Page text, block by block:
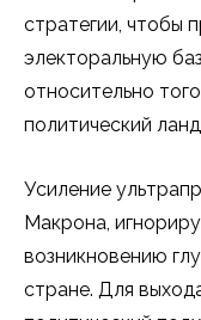
стратегии, чтобы
электоральную
относительно
политический
Усиление
Макрона,
возникновению
стране. Для